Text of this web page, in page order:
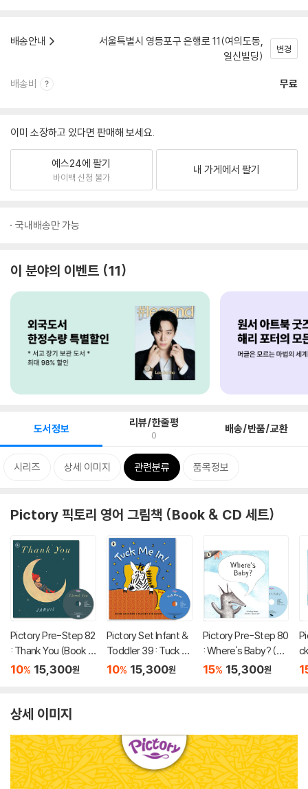
배송안내
서울특별시 영등포구 은행로 11(여의도동,
일신빌딩)
변경
배송비 무료
이미 소장하고 있다면 판매해 보세요.
예스24에 팔기
바이백 신청 불가
내 가게에서 팔기
국내배송만 가능
이 분야의 이벤트 11
도서정보 리뷰/한줄평
0 배송/반품/교환
시리즈 상세 이미지 관련분류 품목정보
Pictory 픽토리 영어 그림책 (Book & CD 세트)
Pictory Pre-Step 82
: Thank You (Book +
CD)
10% 15,300원
Pictory Set Infant &
Toddler 39 : Tuck M
e In! (Book + CD)
10% 15,300원
Pictory Pre-Step 80
: Where's Baby? (Bo
ok + CD)
15% 15,300원
상세 이미지